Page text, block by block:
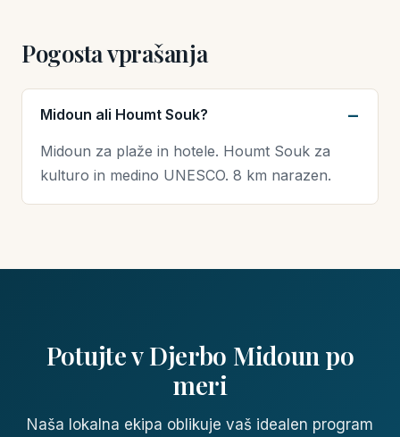
Pogosta vprašanja
Midoun ali Houmt Souk?
Midoun za plaže in hotele. Houmt Souk za
kulturo in medino UNESCO. 8 km narazen.
Potujte v Djerbo Midoun po
meri
Naša lokalna ekipa oblikuje vaš idealen program